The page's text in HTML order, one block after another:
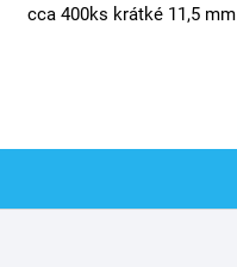
cca 400ks krátké 11,5 mm